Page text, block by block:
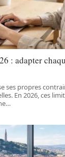
: adapter
ses propres
En 2026, ces
…